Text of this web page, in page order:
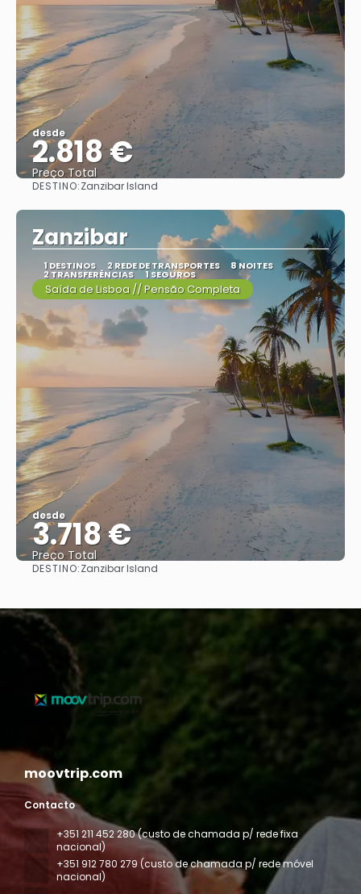
desde
2.818 €
Preço Total
DESTINO:Zanzibar Island
Zanzibar
1 DESTINOS 2 REDE DE TRANSPORTES 8 NOITES
2 TRANSFERÊNCIAS 1 SEGUROS
Saída de Lisboa // Pensão Completa
desde
3.718 €
Preço Total
DESTINO:Zanzibar Island
moovtrip.com
Contacto
+351 211 452 280 (custo de chamada p/ rede fixa
nacional)
+351 912 780 279 (custo de chamada p/ rede móvel
nacional)